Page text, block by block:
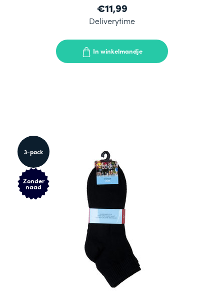
€11,99
Deliverytime
In winkelmandje
3-pack
Zonder
naad